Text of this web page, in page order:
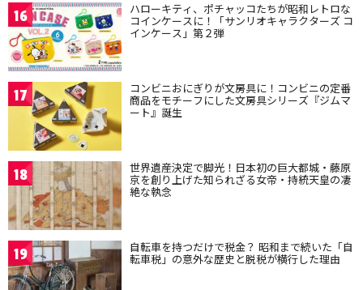
16 ハローキティ、ポチャッコたちが昭和レトロな
コインケースに！「サンリオキャラクターズ コ
インケース」第２弾
17 コンビニおにぎりが文房具に！コンビニの定番
商品をモチーフにした文房具シリーズ『ジムマ
ート』誕生
18 世界遺産決定で脚光！日本初の巨大都城・藤原
京を創り上げた知られざる女帝・持統天皇の凄
絶な執念
19 自転車を持つだけで税金？ 昭和まで続いた「自
転車税」の意外な歴史と脱税が横行した理由